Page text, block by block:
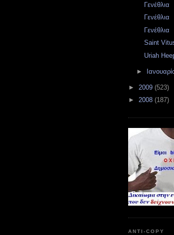
Γενέθλια
Γενέθλια
Γενέθλια
Saint
Uriah
►
► 2009 (523)
► 2008 (187)
ANTI-COPY